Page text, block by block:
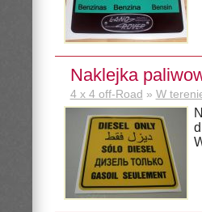
Naklejka
4 x 4 off-Road » W